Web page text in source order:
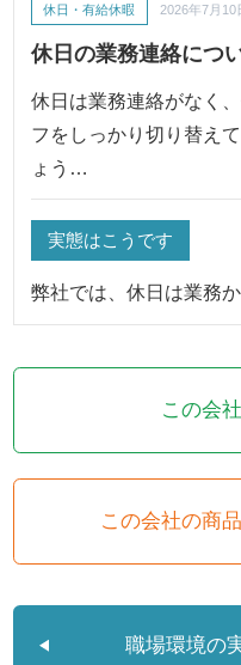
休日の業務連絡につ
休日・有給休暇 2026年7月10
休日は業務連絡がなく
フをしっかり切り替え
ょう…
実態はこうです
弊社では、休日は業務
この会
この会社の商
職場環境の